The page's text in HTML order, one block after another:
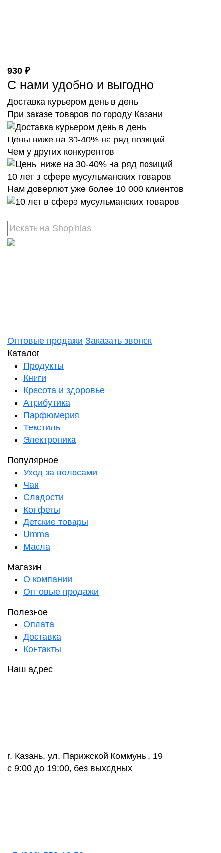
930 ₽
С нами удобно и выгодно
Доставка курьером день в день
При заказе товаров по городу Казани
Цены ниже на 30-40% на ряд позиций
Чем у других конкурентов
10 лет в сфере мусульманских товаров
Нам доверяют уже более 10 000 клиентов
Оптовые продажи Заказать звонок
Каталог
Продукты
Книги
Красота и здоровье
Атрибутика
Парфюмерия
Текстиль
Электроника
Популярное
Уход за волосами
Чаи
Сладости
Конфеты
Детские товары
Umma
Масла
Магазин
О компании
Оптовые продажи
Полезное
Оплата
Доставка
Контакты
Наш адрес
г. Казань, ул. Парижской Коммуны, 19
с 9:00 до 19:00, без выходных